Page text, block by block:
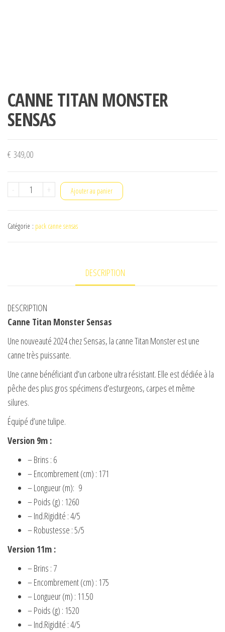
CANNE TITAN MONSTER
SENSAS
€ 349,00
-
quantité
TITAN
+ Ajouter au panier
Catégorie : pack canne sensas
DESCRIPTION
DESCRIPTION
Canne Titan Monster Sensas
Une nouveauté 2024 chez Sensas, la canne Titan Monster est une
canne très puissante.
Une canne bénéficiant d’un carbone ultra résistant. Elle est dédiée à la
pêche des plus gros spécimens d’esturgeons, carpes et même
silures.
Équipé d’une tulipe.
Version 9m :
– Brins : 6
– Encombrement (cm) : 171
– Longueur (m): 9
– Poids (g) : 1260
– Ind.Rigidité : 4/5
– Robustesse : 5/5
Version 11m :
– Brins : 7
– Encombrement (cm) : 175
– Longueur (m) : 11.50
– Poids (g) : 1520
– Ind.Rigidité : 4/5